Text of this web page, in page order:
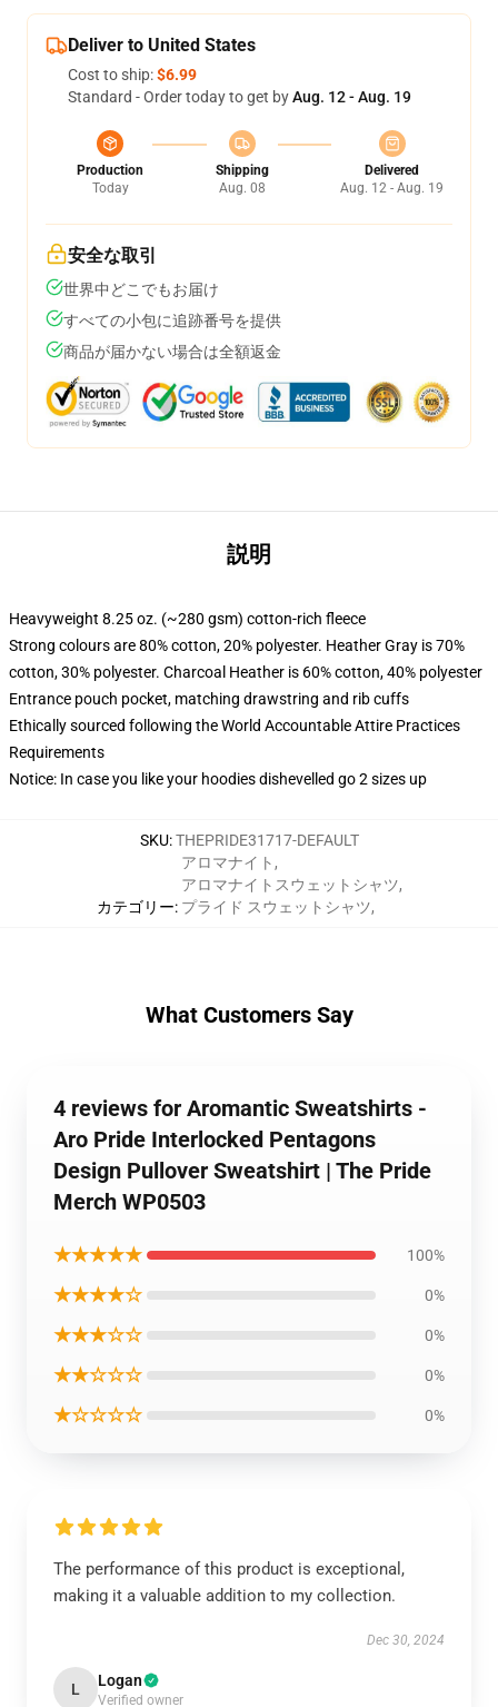
Deliver to United States
Cost to ship:$6.99
Standard - Order today to get byAug. 12 - Aug. 19
Production
Today
Shipping
Aug. 08
Delivered
Aug. 12 - Aug. 19
安全な取引
世界中どこでもお届け
すべての小包に追跡番号を提供
商品が届かない場合は全額返金
説明
Heavyweight 8.25 oz. (~280 gsm) cotton-rich fleece
Strong colours are 80% cotton, 20% polyester. Heather Gray is 70%
cotton, 30% polyester. Charcoal Heather is 60% cotton, 40% polyester
Entrance pouch pocket, matching drawstring and rib cuffs
Ethically sourced following the World Accountable Attire Practices
Requirements
Notice: In case you like your hoodies dishevelled go 2 sizes up
SKU:THEPRIDE31717-DEFAULT
カテゴリー:
アロマナイト ,
アロマナイトスウェットシャツ,
プライド スウェットシャツ,
What Customers Say
4 reviews for Aromantic Sweatshirts -
Aro Pride Interlocked Pentagons
Design Pullover Sweatshirt | The Pride
Merch WP0503
★★★★★ 100%
★★★★☆ 0%
★★★☆☆ 0%
★★☆☆☆ 0%
★☆☆☆☆ 0%
The performance of this product is exceptional,
making it a valuable addition to my collection.
Dec 30, 2024
L Logan
Verified owner